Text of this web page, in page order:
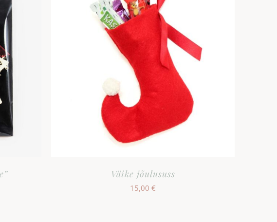
Väike jõulususs
15,00€